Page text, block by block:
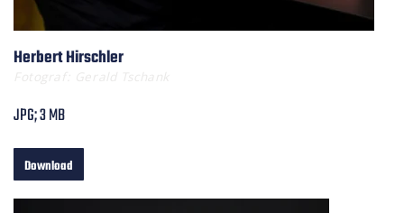
Herbert Hirschler
Fotograf: Gerald Tschank
JPG; 3 MB
Download